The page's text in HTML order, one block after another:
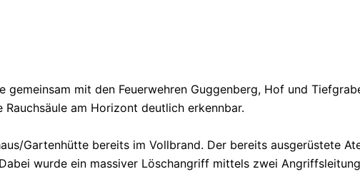
mit den Feuerwehren Guggenberg, Hof und
am Horizont deutlich erkennbar.
Gartenhütte bereits im Vollbrand. Der bereits ausgerüstete
wurde ein massiver Löschangriff mittels zwei